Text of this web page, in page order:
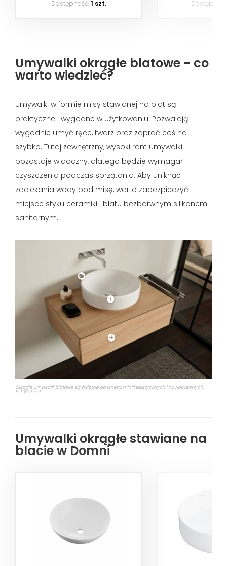
Dostępność:1 szt.
Umywalki okrągłe blatowe - co
warto wiedzieć?
Umywalki w formie misy stawianej na blat są
praktyczne i wygodne w użytkowaniu. Pozwalają
wygodnie umyć ręce, twarz oraz zaprać coś na
szybko. Tutaj zewnętrzny, wysoki rant umywalki
pozostaje widoczny, dlatego będzie wymagał
czyszczenia podczas sprzątania. Aby uniknąć
zaciekania wody pod misę, warto zabezpieczyć
miejsce styku ceramiki i blatu bezbarwnym silikonem
sanitarnym.
Okrągłe umywalki blatowe są świetne do wnętrz minimalistycznych i nowoczesnych.
Fot. Geberit
Umywalki okrągłe stawiane na
blacie w Domni